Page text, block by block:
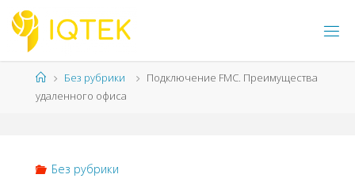
Перейти
содержимому
ГлавнаяБез рубрики
Подключение FMC. Преимущества
удаленного офиса
Без рубрики